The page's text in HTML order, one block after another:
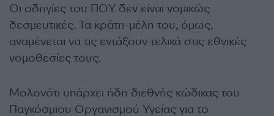
Οι οδηγίες του ΠΟΥ δεν είναι νομικώς
δεσμευτικές. Τα κράτη-μέλη του, όμως,
αναμένεται να τις εντάξουν τελικά στις εθνικές
νομοθεσίες τους.
Μολονότι υπάρχει ήδη διεθνής κώδικας του
Παγκόσμιου Οργανισμού Υγείας για το